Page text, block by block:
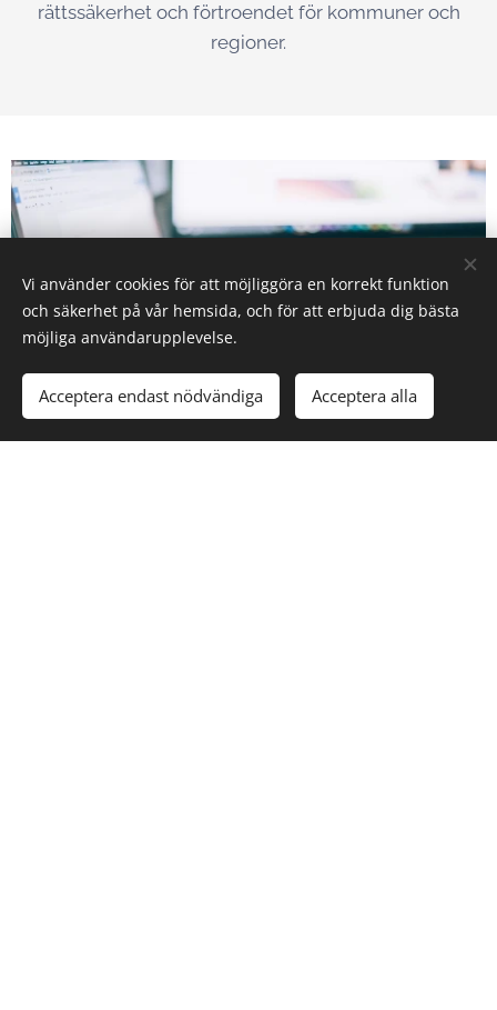
rättssäkerhet och förtroendet för kommuner och
regioner.
Vi använder cookies för att möjliggöra en korrekt funktion
och säkerhet på vår hemsida, och för att erbjuda dig bästa
möjliga användarupplevelse.
Acceptera endast nödvändiga Acceptera alla